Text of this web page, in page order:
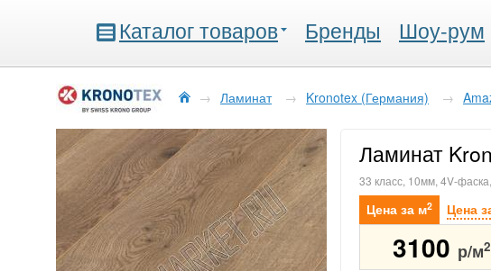
Каталог товаров Бренды Шоу-рум
→ Ламинат → Kronotex (Германия) →
Ламинат
33 класс, 10мм, 4V-
Цена за м2 Цена
3100 р/м2